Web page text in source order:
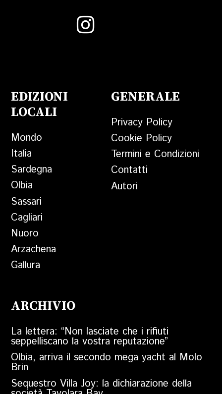
EDIZIONI
LOCALI
Mondo
Italia
Sardegna
Olbia
Sassari
Cagliari
Nuoro
Arzachena
Gallura
GENERALE
Privacy Policy
Cookie Policy
Termini e Condizioni
Contatti
Autori
ARCHIVIO
La lettera: “Non lasciate che i rifiuti
seppelliscano la vostra reputazione”
Olbia, arriva il secondo mega yacht al Molo
Brin
Sequestro Villa Joy: la dichiarazione della